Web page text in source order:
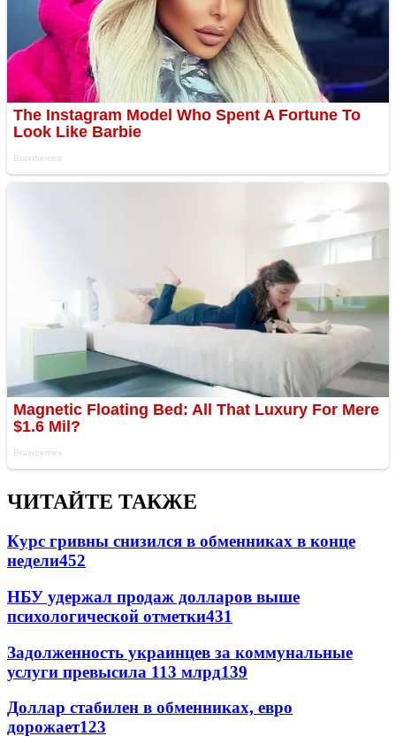
ЧИТАЙТЕ ТАКЖЕ
Курс гривны снизился в обменниках в конце
недели452
НБУ удержал продаж долларов выше
психологической отметки431
Задолженность украинцев за коммунальные
услуги превысила 113 млрд139
Доллар стабилен в обменниках, евро
дорожает123